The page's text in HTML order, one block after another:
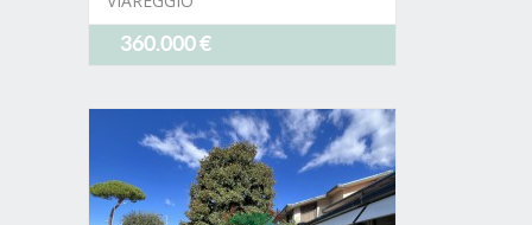
360.000 €